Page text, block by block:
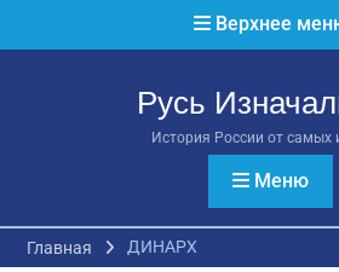
Верхнее
Русь
История России от самых
Меню
Главная ДИНАРХ